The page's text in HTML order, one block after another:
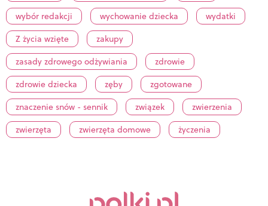
wybór redakcji
wychowanie dziecka
wydatki
Z życia wzięte
zakupy
zasady zdrowego odżywiania
zdrowie
zdrowie dziecka
zęby
zgotowane
znaczenie snów - sennik
związek
zwierzenia
zwierzęta
zwierzęta domowe życzenia